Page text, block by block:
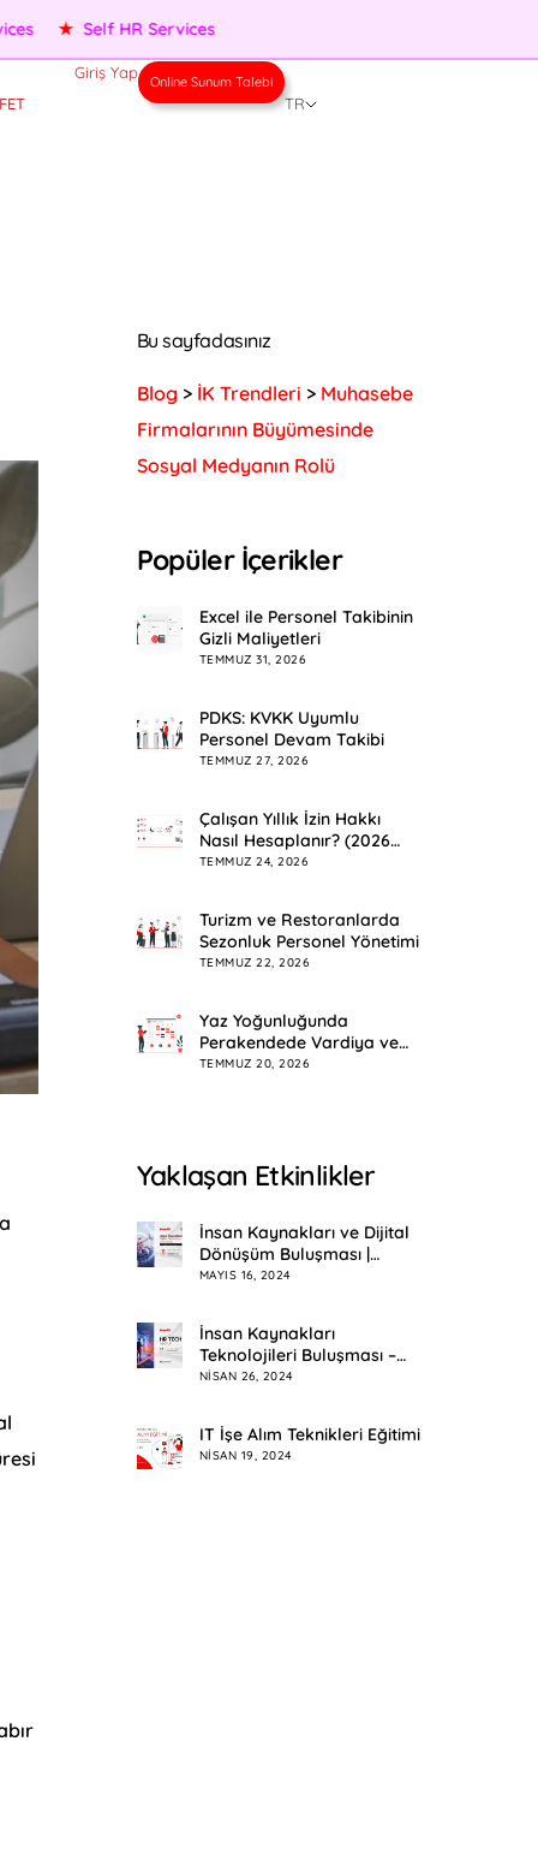
Performance Management
Giriş Yap Online Sunum Talebi
TR
Bu sayfadasınız
Blog > İK Trendleri > Muhasebe
Firmalarının Büyümesinde
Sosyal Medyanın Rolü
Popüler İçerikler
Excel ile Personel Takibinin
Gizli Maliyetleri
TEMMUZ 31, 2026
PDKS: KVKK Uyumlu
Personel Devam Takibi
TEMMUZ 27, 2026
Çalışan Yıllık İzin Hakkı
Nasıl Hesaplanır? (2026
Rehberi)
TEMMUZ 24, 2026
Turizm ve Restoranlarda
Sezonluk Personel Yönetimi
TEMMUZ 22, 2026
Yaz Yoğunluğunda
Perakendede Vardiya ve
Mesai Planlama
TEMMUZ 20, 2026
Yaklaşan Etkinlikler
İnsan Kaynakları ve Dijital
Dönüşüm Buluşması |
Eskişehir
MAYIS 16, 2024
İnsan Kaynakları
Teknolojileri Buluşması –
HR Tech Meetup
NISAN 26, 2024
IT İşe Alım Teknikleri Eğitimi
NISAN 19, 2024